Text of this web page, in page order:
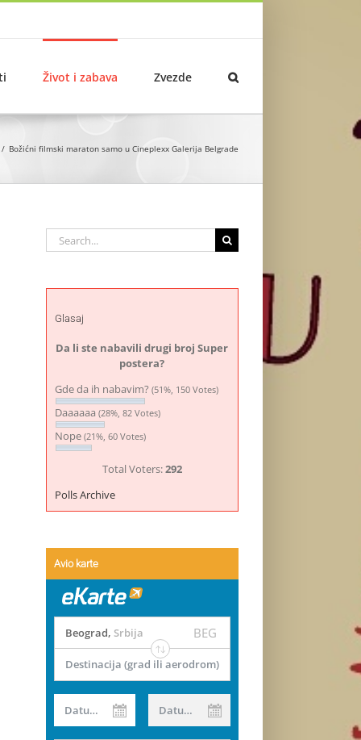
Život i zabava Zvezde
Božićni filmski maraton samo u Cineplexx Galerija Belgrade
Search
for:
Glasaj
Da li ste nabavili drugi broj Super
postera?
Gde da ih nabavim? (51%, 150 Votes)
Daaaaaa (28%, 82 Votes)
Nope (21%, 60 Votes)
Total Voters:292
Polls Archive
Avio karte
Beograd, Srbija BEG
Destinacija (grad ili aerodrom)
Datum od Datum do